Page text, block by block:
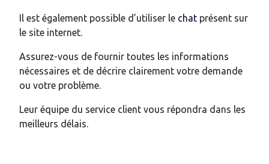
Il est également possible d’utiliser le chat présent sur
le site internet.
Assurez-vous de fournir toutes les informations
nécessaires et de décrire clairement votre demande
ou votre problème.
Leur équipe du service client vous répondra dans les
meilleurs délais.